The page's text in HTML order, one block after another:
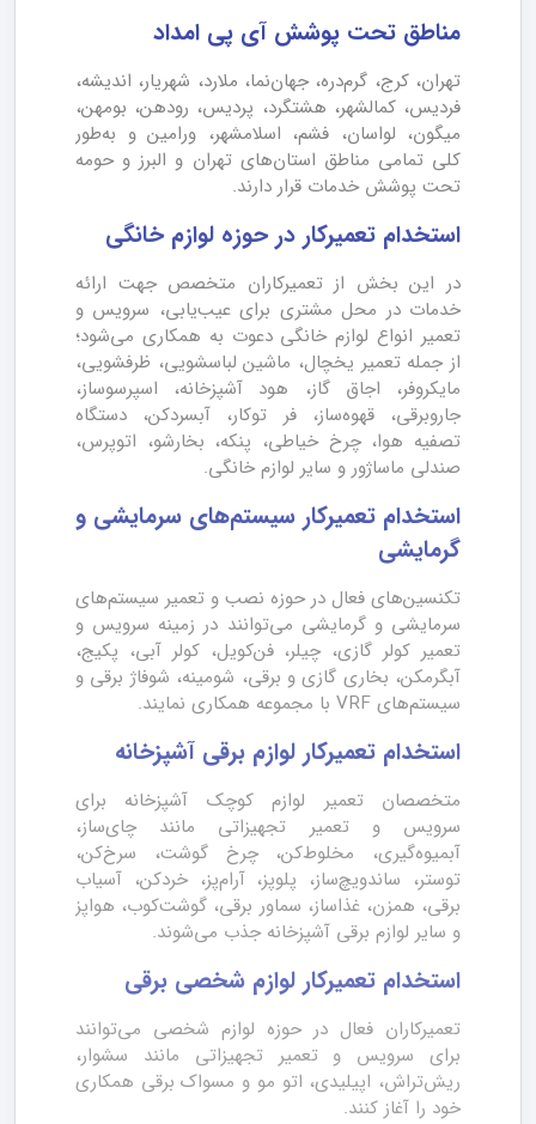
مناطق تحت پوشش آی پی امداد
تهران، کرج، گرم‌دره، جهان‌نما، ملارد، شهریار، اندیشه،
فردیس، کمالشهر، هشتگرد، پردیس، رودهن، بومهن،
میگون، لواسان، فشم، اسلامشهر، ورامین و به‌طور
کلی تمامی مناطق استان‌های تهران و البرز و حومه
تحت پوشش خدمات قرار دارند.
استخدام تعمیرکار در حوزه لوازم خانگی
در این بخش از تعمیرکاران متخصص جهت ارائه
خدمات در محل مشتری برای عیب‌یابی، سرویس و
تعمیر انواع لوازم خانگی دعوت به همکاری می‌شود؛
از جمله تعمیر یخچال، ماشین لباسشویی، ظرفشویی،
مایکروفر، اجاق گاز، هود آشپزخانه، اسپرسوساز،
جاروبرقی، قهوه‌ساز، فر توکار، آبسردکن، دستگاه
تصفیه هوا، چرخ خیاطی، پنکه، بخارشو، اتوپرس،
صندلی ماساژور و سایر لوازم خانگی.
استخدام تعمیرکار سیستم‌های سرمایشی و
گرمایشی
تکنسین‌های فعال در حوزه نصب و تعمیر سیستم‌های
سرمایشی و گرمایشی می‌توانند در زمینه سرویس و
تعمیر کولر گازی، چیلر، فن‌کویل، کولر آبی، پکیج،
آبگرمکن، بخاری گازی و برقی، شومینه، شوفاژ برقی و
سیستم‌های VRF با مجموعه همکاری نمایند.
استخدام تعمیرکار لوازم برقی آشپزخانه
متخصصان تعمیر لوازم کوچک آشپزخانه برای
سرویس و تعمیر تجهیزاتی مانند چای‌ساز،
آبمیوه‌گیری، مخلوط‌کن، چرخ گوشت، سرخ‌کن،
توستر، ساندویچ‌ساز، پلوپز، آرام‌پز، خردکن، آسیاب
برقی، همزن، غذاساز، سماور برقی، گوشت‌کوب، هواپز
و سایر لوازم برقی آشپزخانه جذب می‌شوند.
استخدام تعمیرکار لوازم شخصی برقی
تعمیرکاران فعال در حوزه لوازم شخصی می‌توانند
برای سرویس و تعمیر تجهیزاتی مانند سشوار،
ریش‌تراش، اپیلیدی، اتو مو و مسواک برقی همکاری
خود را آغاز کنند.